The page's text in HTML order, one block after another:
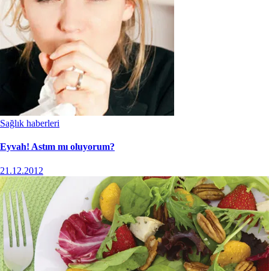
Sağlık haberleri
Eyvah! Astım mı oluyorum?
21.12.2012